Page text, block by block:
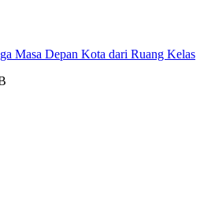
Masa Depan Kota dari Ruang Kelas